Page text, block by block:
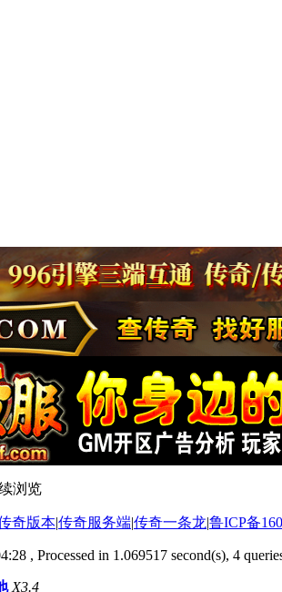
浏览
奇版本|传奇服务端|传奇一条龙|鲁ICP备
, Processed in 1.069517 second(s), 4
X3.4